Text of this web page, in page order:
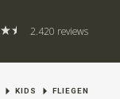
2.420 reviews
KIDS FLIEGEN